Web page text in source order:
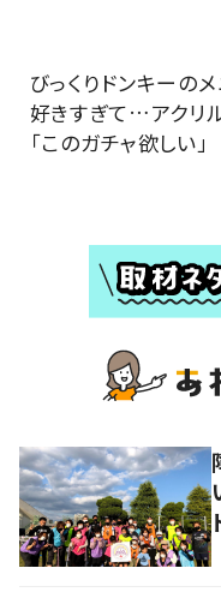
びっくりドンキーの
好きすぎて…アクリル
「このガチャ欲しい」